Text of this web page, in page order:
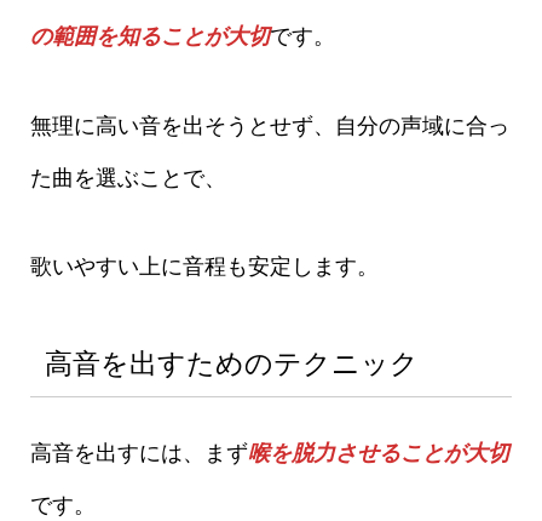
の範囲を知ることが大切です。
無理に高い音を出そうとせず、自分の声域に合っ
た曲を選ぶことで、
歌いやすい上に音程も安定します。
高音を出すためのテクニック
高音を出すには、まず喉を脱力させることが大切
です。